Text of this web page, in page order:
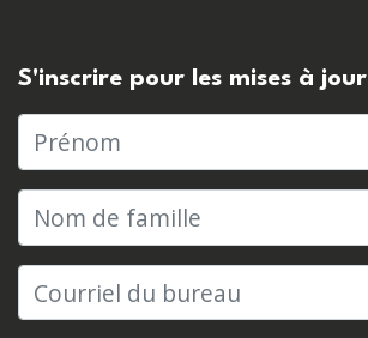
S'inscrire pour les mises à jour
Prénom
Nom de famille